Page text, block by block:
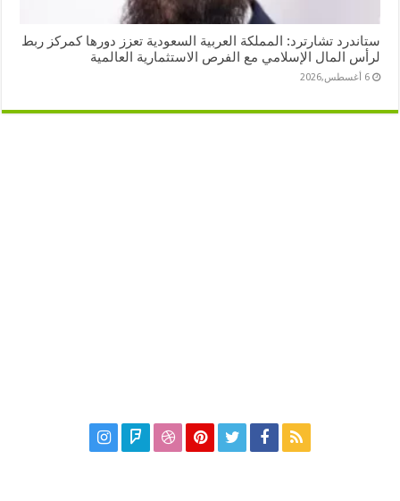
ستاندرد تشارترد: المملكة العربية السعودية تعزز دورها كمركز ربط
لرأس المال الإسلامي مع الفرص الاستثمارية العالمية
6 أغسطس,2026